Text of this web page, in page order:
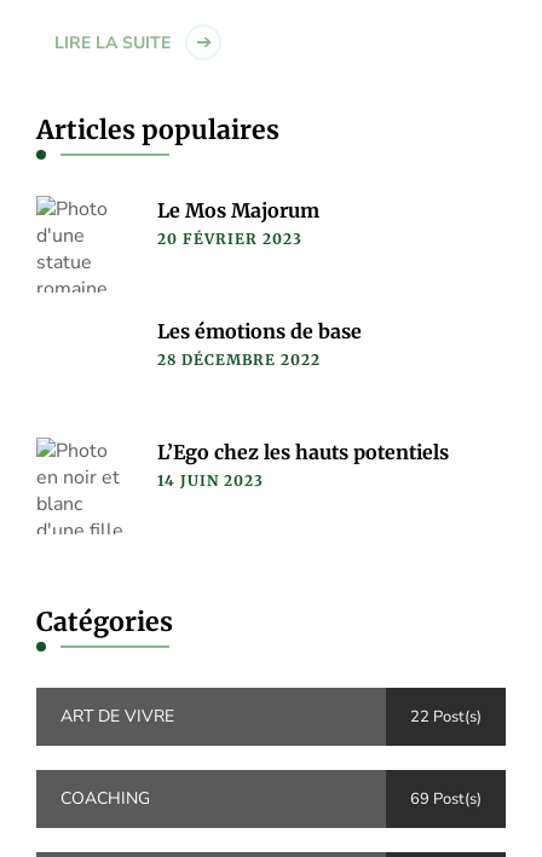
LIRE LA SUITE
Articles populaires
Le Mos Majorum
20 FÉVRIER 2023
Les émotions de base
28 DÉCEMBRE 2022
L’Ego chez les hauts potentiels
14 JUIN 2023
Catégories
ART DE VIVRE 22 Post(s)
COACHING 69 Post(s)